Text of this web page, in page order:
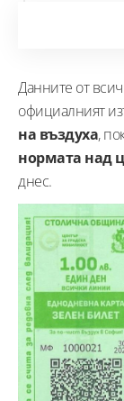
Данните от
официалният
на въздуха,
нормата над
днес.